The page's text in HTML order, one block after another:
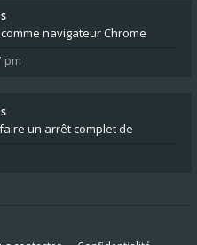
navigateur Chrome
pm
un arrêt complet de